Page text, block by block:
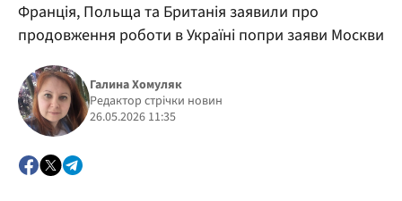
Політика
Франція, Польща та Британія заявили про
продовження роботи в Україні попри заяви Москви
Галина Хомуляк
Редактор стрічки новин
26.05.2026 11:35